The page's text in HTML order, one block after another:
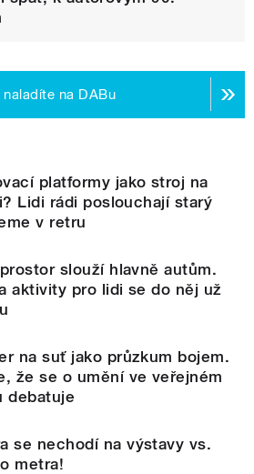
na DABu
platformy jako stroj na
Lidi rádi poslouchají starý
v retru
slouží hlavně autům.
aktivity pro lidi se do něj už
na suť jako průzkum bojem.
že se o umění ve veřejném
debatuje
se nechodí na výstavy vs.
metra!